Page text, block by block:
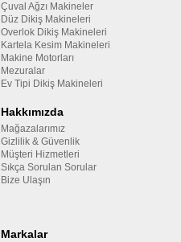
Çuval Ağzı Makineler
Düz Dikiş Makineleri
Overlok Dikiş Makineleri
Kartela Kesim Makineleri
Makine Motorları
Mezuralar
Ev Tipi Dikiş Makineleri
Hakkımızda
Mağazalarımız
Gizlilik & Güvenlik
Müşteri Hizmetleri
Sıkça Sorulan Sorular
Bize Ulaşın
Markalar